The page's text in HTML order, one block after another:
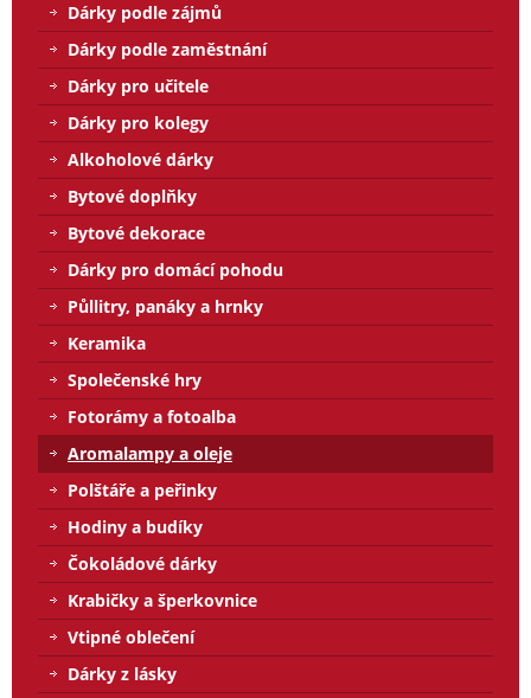
Dárky podle zájmů
Dárky podle zaměstnání
Dárky pro učitele
Dárky pro kolegy
Alkoholové dárky
Bytové doplňky
Bytové dekorace
Dárky pro domácí pohodu
Půllitry, panáky a hrnky
Keramika
Společenské hry
Fotorámy a fotoalba
Aromalampy a oleje
Polštáře a peřinky
Hodiny a budíky
Čokoládové dárky
Krabičky a šperkovnice
Vtipné oblečení
Dárky z lásky